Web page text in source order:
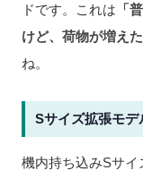
ドです。これは 「
けど、荷物が増え
ね。
Sサイズ拡張モデ
機内持ち込みSサイ